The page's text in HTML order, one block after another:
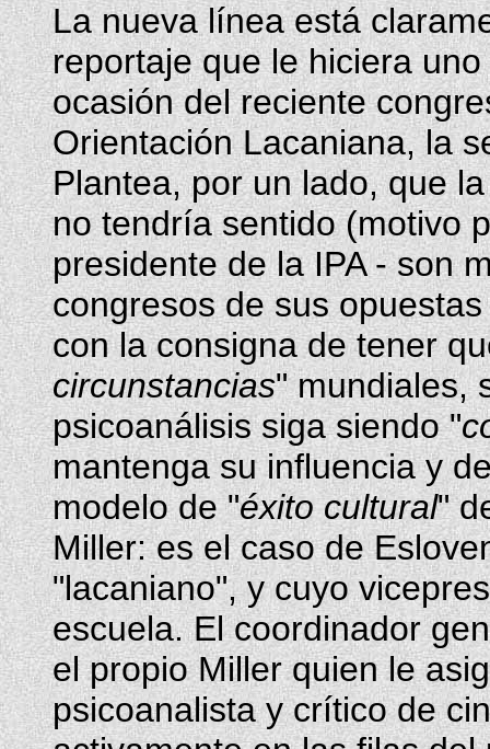
La nueva línea está
reportaje que le hiciera
ocasión del reciente
Orientación Lacaniana, la
Plantea, por un lado, que
no tendría sentido (motivo
presidente de la IPA - son
congresos de sus
con la consigna de tener
circunstancias" mundiales,
psicoanálisis siga siendo "
mantenga su influencia y
modelo de "éxito cultural"
Miller: es el caso de
"lacaniano", y cuyo
escuela. El coordinador
el propio Miller quien le
psicoanalista y crítico de